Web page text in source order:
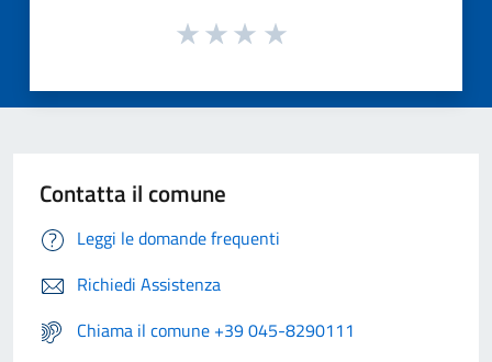
Contatta il comune
Leggi le domande frequenti
Richiedi Assistenza
Chiama il comune +39 045-8290111